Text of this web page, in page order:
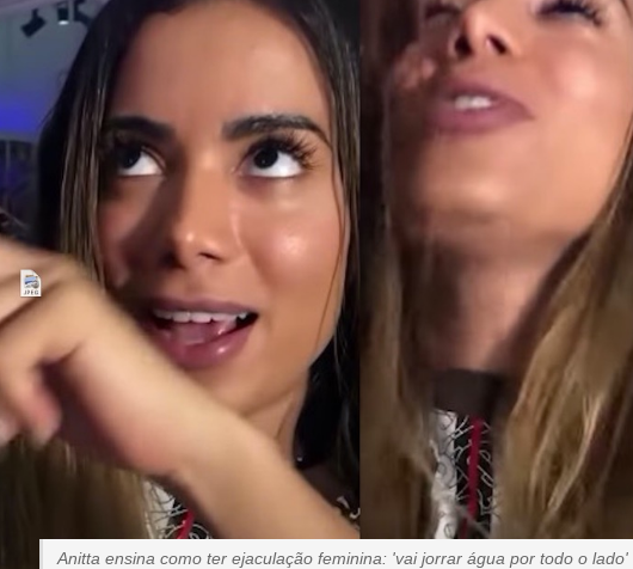
Anitta ensina como ter ejaculação feminina: 'vai jorrar água por todo o lado'